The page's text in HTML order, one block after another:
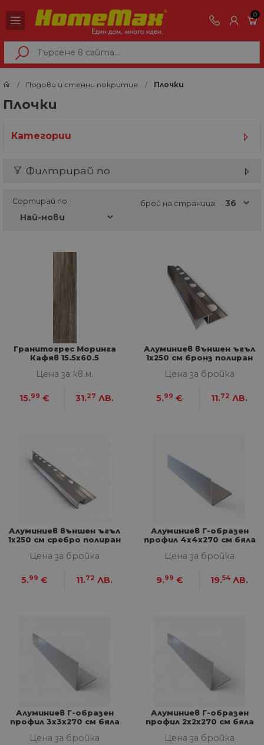
0
Подови и стенни покрития Плочки
Плочки
Категории
Филтрирай по
Сортирай по брой на страница
Гранитогрес Моринга
Кафяв 15.5x60.5
Цена за кв.м.
15.99 € 31.27 ЛВ.
Алуминиев външен ъгъл
1х250 см бронз полиран
Цена за бройка
5.99 € 11.72 ЛВ.
Алуминиев външен ъгъл
1х250 см сребро полиран
Цена за бройка
5.99 € 11.72 ЛВ.
Алуминиев Г-образен
профил 4х4х270 см бяла
Цена за бройка
9.99 € 19.54 ЛВ.
Алуминиев Г-образен
профил 3х3х270 см бяла
Цена за бройка
Алуминиев Г-образен
профил 2х2х270 см бяла
Цена за бройка